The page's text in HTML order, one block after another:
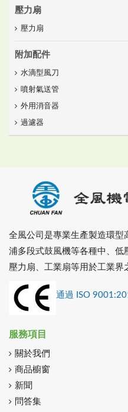
壓力扇
壓力扇
附加配件
水滴型風刀
噴射氣送管
外用消音器
過濾器
全風公司是專業生產製造環型
浦多段式鼓風機等各種中、低
壓力扇、工業扇等用於工業界
通過 ISO
服務項目
關於我們
商品櫥窗
新聞
問答集